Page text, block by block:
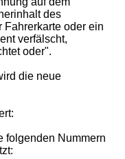
des
Fahrerkarte oder ein
verfälscht,
oder".
die neue
folgenden Nummern